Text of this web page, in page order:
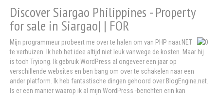
Discover Siargao Philippines - Property
for sale in Siargao| | FOR
Mijn programmeur probeert me over te halen om van PHP naar.NET
te verhuizen. Ik heb het idee altijd niet leuk vanwege de kosten. Maar hij
is toch Tryiong. Ik gebruik WordPress al ongeveer een jaar op
verschillende websites en ben bang om over te schakelen naar een
ander platform. Ik heb fantastische dingen gehoord over BlogEngine.net.
Is er een manier waarop ik al mijn WordPress -berichten erin kan